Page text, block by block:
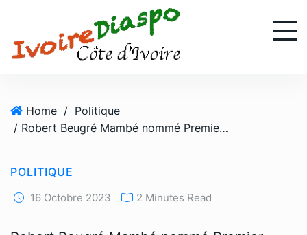
Home / Politique
/ Robert Beugré Mambé nommé Premier ministre en Côte d’Ivoire
POLITIQUE
16 Octobre 2023 2 Minutes Read